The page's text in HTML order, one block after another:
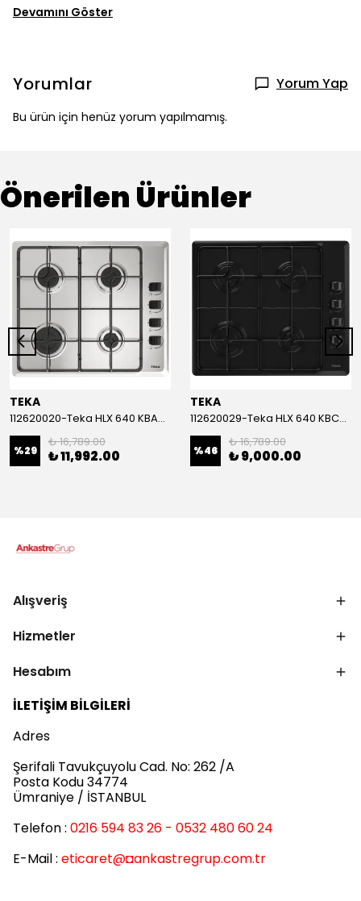
Devamını Göster
Yorumlar Yorum Yap
Bu ürün için henüz yorum yapılmamış.
Önerilen Ürünler
TEKA
112620020-Teka HLX 640 KBA0E IX (E5) Inox Ocak
%29
₺ 16,789.00
₺ 11,992.00
TEKA
112620029-Teka HLX 640 KBC0E BK (E5) Siyah Ocak
%46
₺ 16,789.00
₺ 9,000.00
Alışveriş
Hizmetler
Hesabım
İLETİŞİM BİLGİLERİ
Adres
Şerifali Tavukçuyolu Cad. No: 262 /A
Posta Kodu 34774
Ümraniye / İSTANBUL
Telefon : 0216 594 83 26 - 0532 480 60 24
E-Mail : eticaret@◘ankastregrup.com.tr